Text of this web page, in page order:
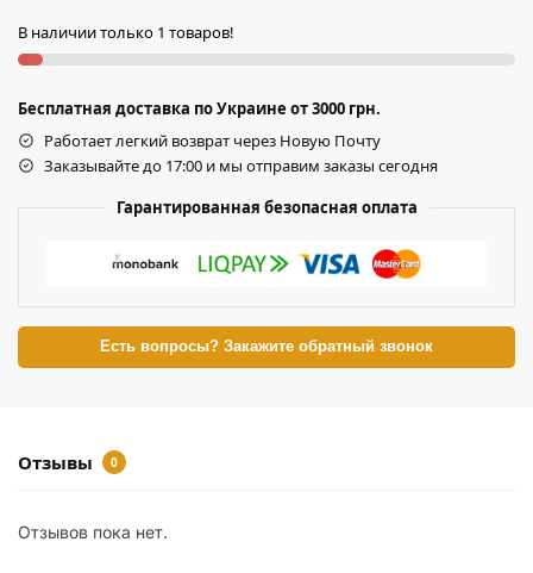
В наличии только 1 товаров!
Бесплатная доставка по Украине от 3000 грн.
Работает легкий возврат через Новую Почту
Заказывайте до 17:00 и мы отправим заказы сегодня
Гарантированная безопасная оплата
Есть вопросы? Закажите обратный звонок
Отзывы 0
Отзывов пока нет.